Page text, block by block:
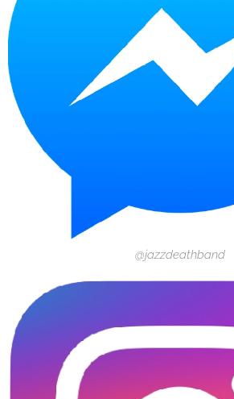
@jazzdeathband